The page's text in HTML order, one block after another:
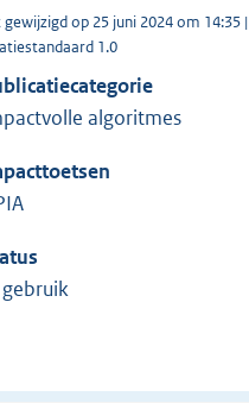
gewijzigd op 25 juni 2024 om 14:35 |
1.0
algoritmes